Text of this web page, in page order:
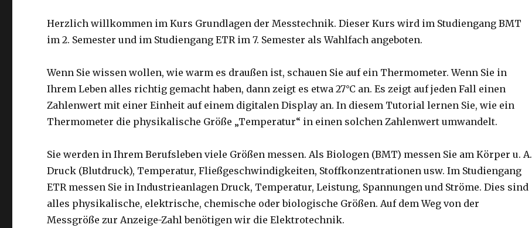
Herzlich willkommen im Kurs Grundlagen der Messtechnik. Dieser Kurs wird im Studiengang BMT
im 2. Semester und im Studiengang ETR im 7. Semester als Wahlfach angeboten.
Wenn Sie wissen wollen, wie warm es draußen ist, schauen Sie auf ein Thermometer. Wenn Sie in
Ihrem Leben alles richtig gemacht haben, dann zeigt es etwa 27°C an. Es zeigt auf jeden Fall einen
Zahlenwert mit einer Einheit auf einem digitalen Display an. In diesem Tutorial lernen Sie, wie ein
Thermometer die physikalische Größe „Temperatur“ in einen solchen Zahlenwert umwandelt.
Sie werden in Ihrem Berufsleben viele Größen messen. Als Biologen (BMT) messen Sie am Körper u. A.
Druck (Blutdruck), Temperatur, Fließgeschwindigkeiten, Stoffkonzentrationen usw. Im Studiengang
ETR messen Sie in Industrieanlagen Druck, Temperatur, Leistung, Spannungen und Ströme. Dies sind
alles physikalische, elektrische, chemische oder biologische Größen. Auf dem Weg von der
Messgröße zur Anzeige-Zahl benötigen wir die Elektrotechnik.